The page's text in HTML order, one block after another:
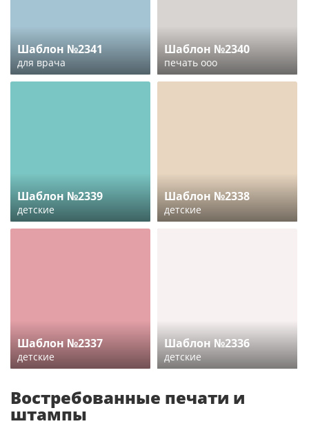
Шаблон №2341
для врача
Шаблон №2340
печать ооо
Шаблон №2339
детские
Шаблон №2338
детские
Шаблон №2337
детские
Шаблон №2336
детские
Востребованные печати и
штампы